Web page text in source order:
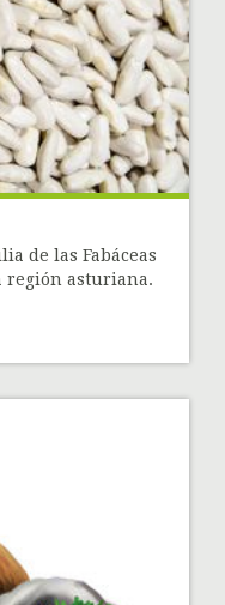
de las Fabáceas
región asturiana.